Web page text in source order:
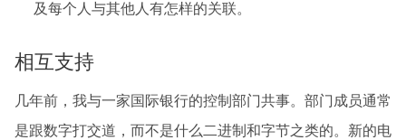
及每个人与其他人有怎样的关联。
相互支持
几年前，我与一家国际银行的控制部门共事。部门成员通常
是跟数字打交道，而不是什么二进制和字节之类的。新的电